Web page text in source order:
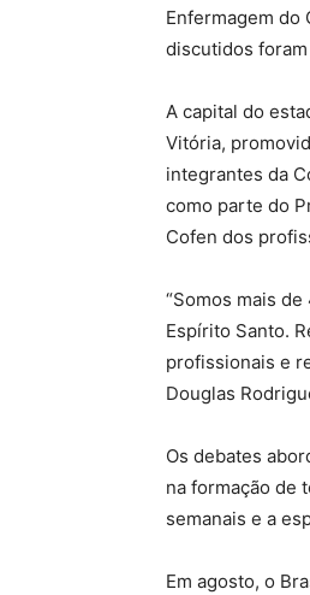
Enfermagem do
discutidos
A capital do
Vitória,
integrantes da
como parte do
Cofen dos
“Somos mais
Espírito Santo.
profissionais e
Douglas
Os debates
na formação de
semanais e a
Em agosto, o